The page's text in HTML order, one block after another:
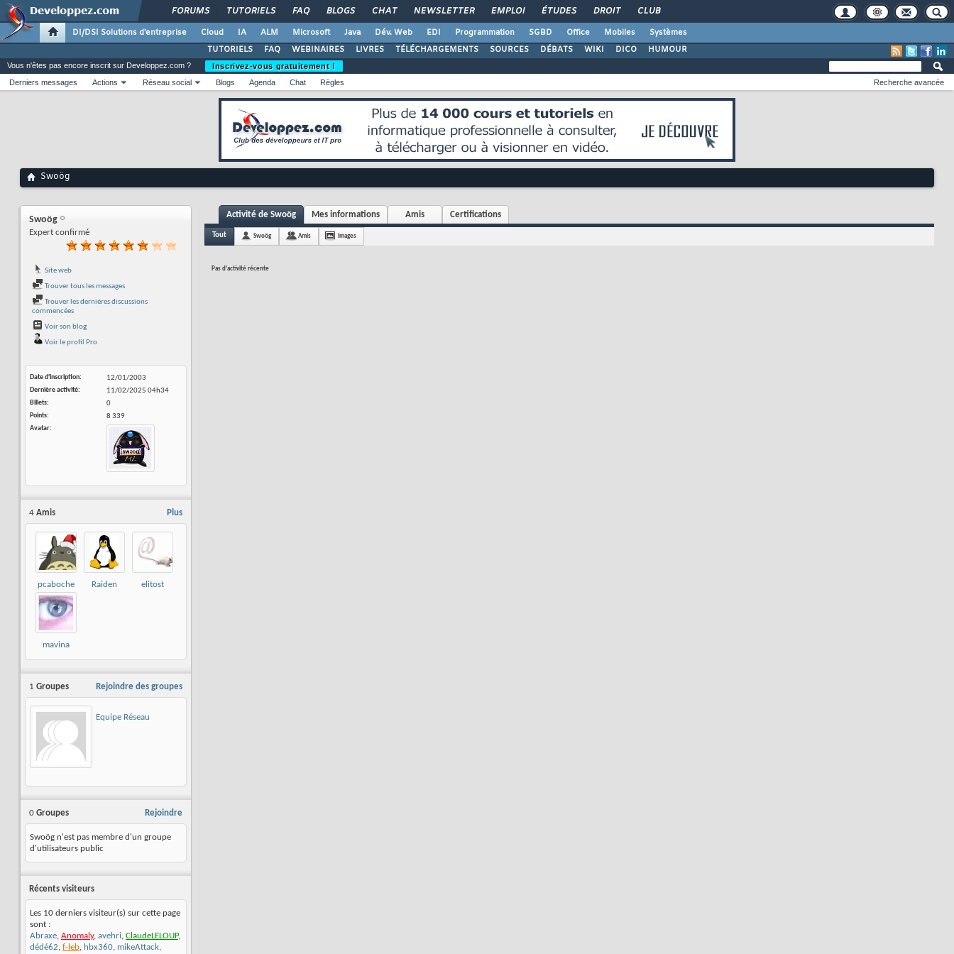
FORUMS TUTORIELS FAQ BLOGS CHAT NEWSLETTER EMPLOI ÉTUDES DROIT CLUB
DI/DSI Solutions d'entreprise Cloud IA ALM Microsoft Java Dév. Web EDI Programmation SGBD Office Mobiles
Systèmes
TUTORIELS
FAQ WEBINAIRES LIVRES TÉLÉCHARGEMENTS SOURCES DÉBATS WIKI DICO HUMOUR
Vous n'êtes pas encore inscrit sur Developpez.com ?
Inscrivez-vous gratuitement !
Derniers messages
Actions Réseau social Blogs Agenda Chat Règles Recherche avancée
Swoög
Swoög
Expert confirmé
Site web
Trouver tous les messages
Trouver les dernières discussions
commencées
Voir son blog
Voir le profil Pro
Date d'inscription
12/01/2003
Dernière activité
11/02/2025 04h34
Billets
0
Points
8 339
Avatar
Plus
4 Amis
pcaboche Raiden elitost
mavina
Rejoindre des groupes
1 Groupes
Equipe Réseau
Rejoindre
0 Groupes
Swoög n'est pas membre d'un groupe
d'utilisateurs public
Récents visiteurs
Les 10 derniers visiteur(s) sur cette page
sont :
Abraxe, Anomaly, avehri, ClaudeLELOUP,
dédé62, f-leb, hbx360, mikeAttack,
Activité de Swoög Mes informations Amis Certifications
Tout Swoög Amis Images
Pas d'activité récente